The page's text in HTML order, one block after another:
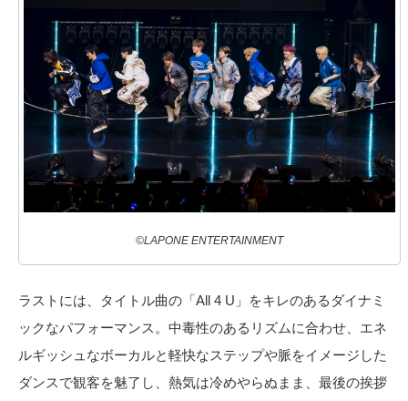
©LAPONE ENTERTAINMENT
ラストには、タイトル曲の「All 4 U」をキレのあるダイナミ
ックなパフォーマンス。中毒性のあるリズムに合わせ、エネ
ルギッシュなボーカルと軽快なステップや脈をイメージした
ダンスで観客を魅了し、熱気は冷めやらぬまま、最後の挨拶